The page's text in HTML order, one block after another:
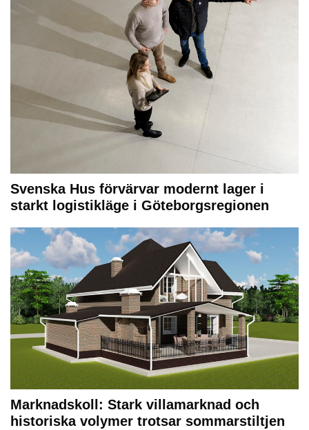
Svenska Hus förvärvar modernt lager i
starkt logistikläge i Göteborgsregionen
Marknadskoll: Stark villamarknad och
historiska volymer trotsar sommarstiltjen